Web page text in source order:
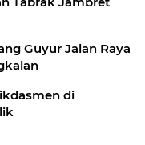
Guyur Jalan Raya
di